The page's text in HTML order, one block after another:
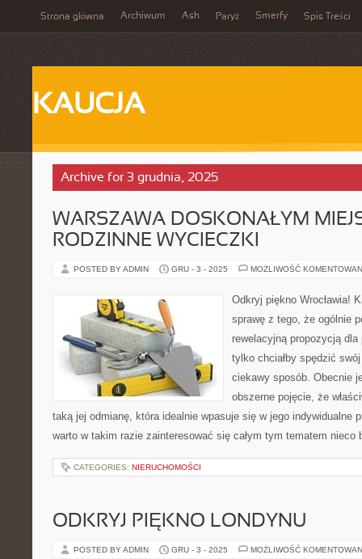
Strona główna Archiwum Ash Paryż Smerfy Spis Treści
KAUCJA
Archive for 3 grudnia, 2025
WARSZAWA DOSKONAŁYM
RODZINNE WYCIECZKI
POSTED BY ADMIN GRU - 3 - 2025 MOŻLIWOŚĆ
Odkryj piękno Wrocławia!
sprawę z tego, że ogólnie
rewelacyjną propozycją
tylko chciałby spędzić
ciekawy sposób. Obecnie
obszerne pojęcie, że
taką jej odmianę, która idealnie wpasuje się w jego indywidualne
warto w takim razie zainteresować się całym tym tematem
CATEGORIES: NIERUCHOMOŚCI
ODKRYJ PIĘKNO LONDYNU
POSTED BY ADMIN GRU - 3 - 2025 MOŻLIWOŚĆ